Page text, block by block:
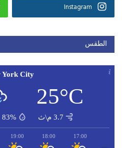
Instagram
الطقس
York City
25°C
3.7 م\ث 83%
17:00
18:00
19:00